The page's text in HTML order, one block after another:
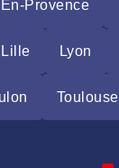
Provence
Lille Lyon
Toulouse